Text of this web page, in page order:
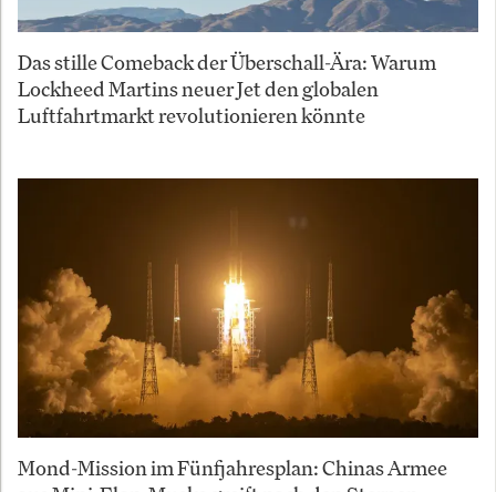
Das stille Comeback der Überschall-Ära: Warum
Lockheed Martins neuer Jet den globalen
Luftfahrtmarkt revolutionieren könnte
Mond-Mission im Fünfjahresplan: Chinas Armee